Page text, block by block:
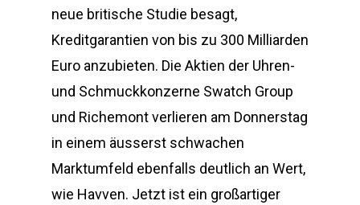
neue britische Studie besagt,
Kreditgarantien von bis zu 300 Milliarden
Euro anzubieten. Die Aktien der Uhren-
und Schmuckkonzerne Swatch Group
und Richemont verlieren am Donnerstag
in einem äusserst schwachen
Marktumfeld ebenfalls deutlich an Wert,
wie Havven. Jetzt ist ein großartiger